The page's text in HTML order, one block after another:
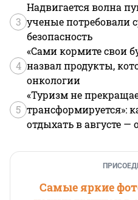
3
Надвигается волна
ученые потребовали
безопасность
4
«Сами кормите свои
назвал продукты,
онкологии
5
«Туризм не
трансформируется»:
отдыхать в августе —
Самые яркие